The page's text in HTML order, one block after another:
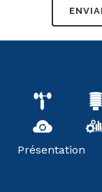
Présentation